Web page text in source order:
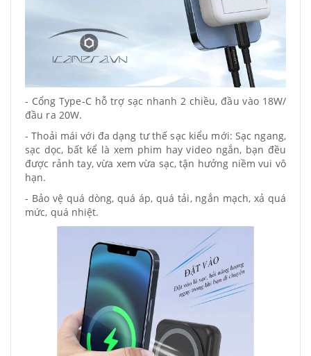
- Cổng Type-C hỗ trợ sạc nhanh 2 chiều, đầu vào 18W/
đầu ra 20W.
- Thoải mái với đa dạng tư thế sạc kiểu mới: Sạc ngang,
sạc dọc, bất kể là xem phim hay video ngắn, bạn đều
được rảnh tay, vừa xem vừa sạc, tận hưởng niềm vui vô
hạn.
- Bảo vệ quá dòng, quá áp, quá tải, ngắn mạch, xả quá
mức, quá nhiệt.